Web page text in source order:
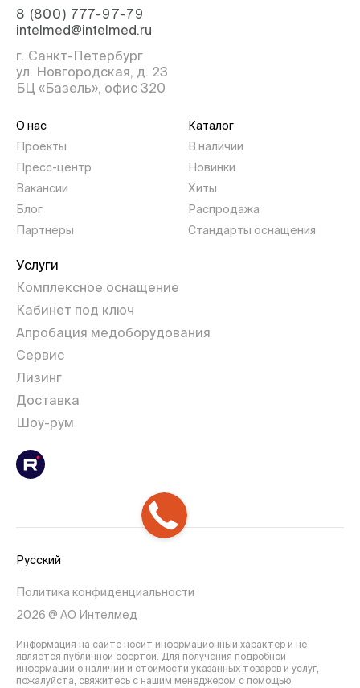
8 (800) 777-97-79
intelmed@intelmed.ru
г. Санкт-Петербург
ул. Новгородская, д. 23
БЦ «Базель», офис 320
О нас
Проекты
Пресс-центр
Вакансии
Блог
Партнеры
Каталог
В наличии
Новинки
Хиты
Распродажа
Стандарты оснащения
Услуги
Комплексное оснащение
Кабинет под ключ
Апробация медоборудования
Сервис
Лизинг
Доставка
Шоу-рум
Русский
Политика конфиденциальности
2026 @ АО Интелмед
Информация на сайте носит информационный характер и не
является публичной офертой. Для получения подробной
информации о наличии и стоимости указанных товаров и услуг,
пожалуйста, свяжитесь с нашим менеджером с помощью